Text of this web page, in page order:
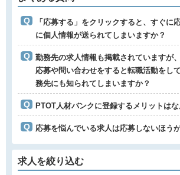
「応募する」をクリックすると、すぐに
に個人情報が送られてしまいますか？
勤務先の求人情報も掲載されていますが
応募や問い合わせをすると転職活動をし
務先にも知られてしまいますか？
PTOT人材バンクに登録するメリットはな
応募を悩んでいる求人は応募しないほう
求人を絞り込む